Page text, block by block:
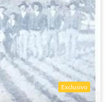
Exclusivo